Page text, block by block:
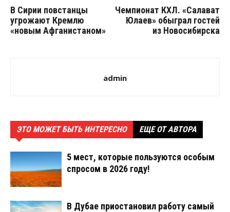
В Сирии повстанцы
угрожают Кремлю
«новым Афганистаном»
Чемпионат КХЛ. «Салават
Юлаев» обыграл гостей
из Новосибирска
admin
ЭТО МОЖЕТ БЫТЬ ИНТЕРЕСНО ЕЩЕ ОТ АВТОРА
5 мест, которые пользуются особым
спросом в 2026 году!
В Дубае приостановил работу самый